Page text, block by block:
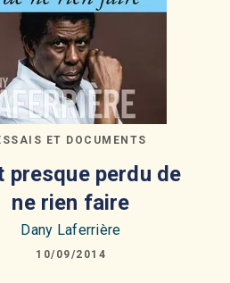
ET DOCUMENTS
presque perdu de
ne rien faire
Dany Laferrière
10/09/2014